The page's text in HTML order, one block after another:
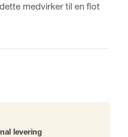
medvirker til en flot
levering